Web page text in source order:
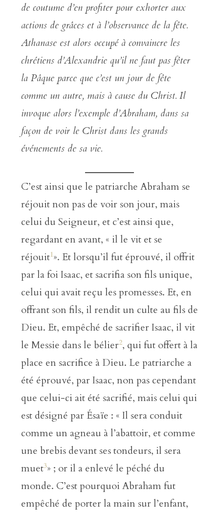
de coutume d’en profiter pour exhorter aux
actions de grâces et à l’observance de la fête.
Athanase est alors occupé à convaincre les
chrétiens d’Alexandrie qu’il ne faut pas fêter
la Pâque parce que c’est un jour de fête
comme un autre, mais à cause du Christ. Il
invoque alors l’exemple d’Abraham, dans sa
façon de voir le Christ dans les grands
événements de sa vie.
C’est ainsi que le patriarche Abraham se
réjouit non pas de voir son jour, mais
celui du Seigneur, et c’est ainsi que,
regardant en avant, « il le vit et se
réjouit1». Et lorsqu’il fut éprouvé, il offrit
par la foi Isaac, et sacrifia son fils unique,
celui qui avait reçu les promesses. Et, en
offrant son fils, il rendit un culte au fils de
Dieu. Et, empêché de sacrifier Isaac, il vit
le Messie dans le bélier2, qui fut offert à la
place en sacrifice à Dieu. Le patriarche a
été éprouvé, par Isaac, non pas cependant
que celui-ci ait été sacrifié, mais celui qui
est désigné par Ésaïe : « Il sera conduit
comme un agneau à l’abattoir, et comme
une brebis devant ses tondeurs, il sera
muet3» ; or il a enlevé le péché du
monde. C’est pourquoi Abraham fut
empêché de porter la main sur l’enfant,